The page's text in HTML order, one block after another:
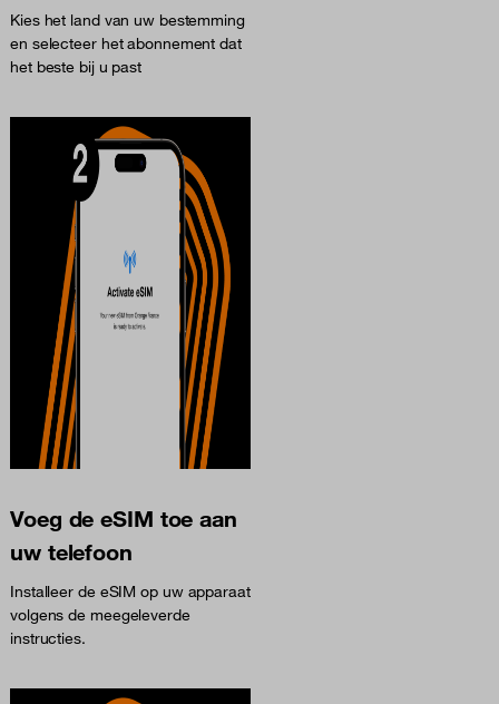
Kies het land van uw bestemming
en selecteer het abonnement dat
het beste bij u past
Voeg de eSIM toe aan
uw telefoon
Installeer de eSIM op uw apparaat
volgens de meegeleverde
instructies.